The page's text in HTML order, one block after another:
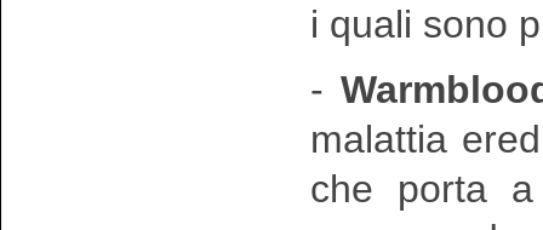
i quali sono
-
malattia
che porta